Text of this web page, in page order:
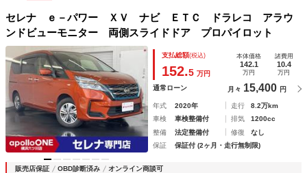
セレナ ｅ－パワー ＸＶ ナビ ＥＴＣ ドラレコ アラウ
ンドビューモニター 両側スライドドア プロパイロット
支払総額(税込)
152.5 万円
本体価格
142.1
万円
諸費用
10.4
万円
通常ローン 月々 15,400 円
年式 2020年 走行
8.2万km
車検
車検整備付 排気
1200cc
整備
法定整備付 修復
なし
保証
保証付 (2ヶ月・走行無制限)
販売店保証 OBD診断済み オンライン商談可